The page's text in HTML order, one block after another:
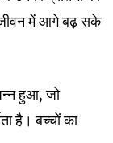
जीवन में आगे बढ़ सके
हुआ, जो
है। बच्चों का